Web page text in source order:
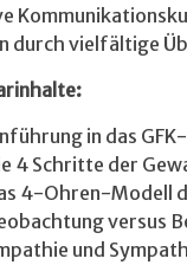
durch vielfältige
in das
4 Schritte der
4-Ohren-Modell
versus
und